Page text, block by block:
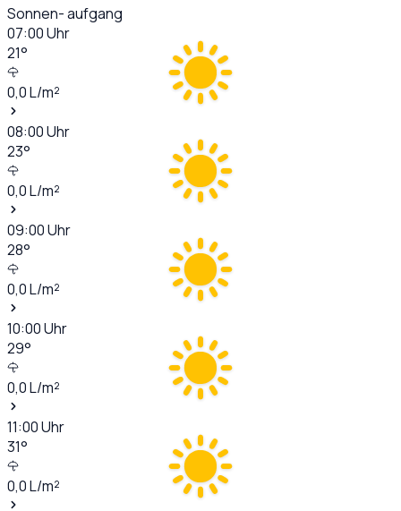
Sonnen- aufgang
07:00Uhr
21°
0,0L/m²
08:00Uhr
23°
0,0L/m²
09:00Uhr
28°
0,0L/m²
10:00Uhr
29°
0,0L/m²
11:00Uhr
31°
0,0L/m²